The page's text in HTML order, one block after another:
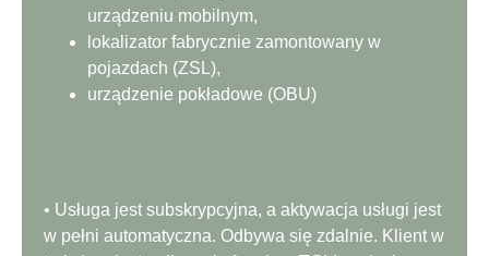
urządzeniu mobilnym,
lokalizator fabrycznie zamontowany w
pojazdach (ZSL),
urządzenie pokładowe (OBU)
• Usługa jest subskrypcyjna, a aktywacja usługi jest
w pełni automatyczna. Odbywa się zdalnie. Klient w